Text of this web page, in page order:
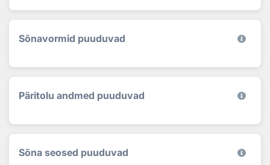
Sõnavormid puuduvad
Päritolu andmed puuduvad
Sõna seosed puuduvad